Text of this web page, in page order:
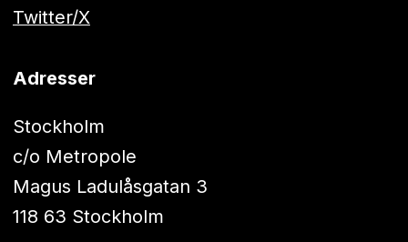
Twitter/X
Adresser
Stockholm
c/o Metropole
Magus Ladulåsgatan 3
118 63 Stockholm